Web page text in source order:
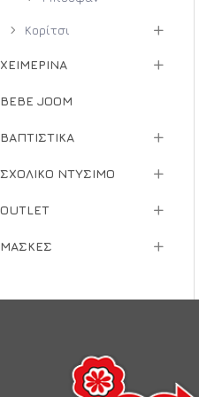
Κορίτσι
ΧΕΙΜΕΡΙΝΆ
BEBE JOOM
ΒΑΠΤΙΣΤΙΚΆ
ΣΧΟΛΙΚΌ ΝΤΎΣΙΜΟ
OUTLET
ΜΆΣΚΕΣ